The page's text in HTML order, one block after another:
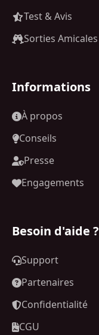
Test & Avis
Sorties Amicales
Informations
À propos
Conseils
Presse
Engagements
Besoin d'aide ?
Support
Partenaires
Confidentialité
CGU